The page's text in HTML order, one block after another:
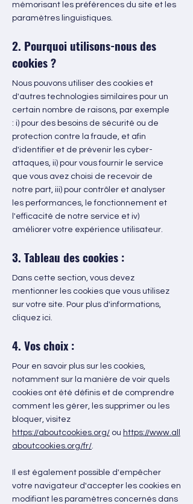
mémorisant les préférences du site et les
paramètres linguistiques.
2. Pourquoi utilisons-nous des
cookies ?
Nous pouvons utiliser des cookies et
d'autres technologies similaires pour un
certain nombre de raisons, par exemple
: i) pour des besoins de sécurité ou de
protection contre la fraude, et afin
d'identifier et de prévenir les cyber-
attaques, ii) pour vous fournir le service
que vous avez choisi de recevoir de
notre part, iii) pour contrôler et analyser
les performances, le fonctionnement et
l'efficacité de notre service et iv)
améliorer votre expérience utilisateur.
3. Tableau des cookies :
Dans cette section, vous devez
mentionner les cookies que vous utilisez
sur votre site. Pour plus d'informations,
cliquez ici.
4. Vos choix :
Pour en savoir plus sur les cookies,
notamment sur la manière de voir quels
cookies ont été définis et de comprendre
comment les gérer, les supprimer ou les
bloquer, visitez
https://aboutcookies.org/ ou https://www.all
aboutcookies.org/fr/.
Il est également possible d'empêcher
votre navigateur d'accepter les cookies en
modifiant les paramètres concernés dans